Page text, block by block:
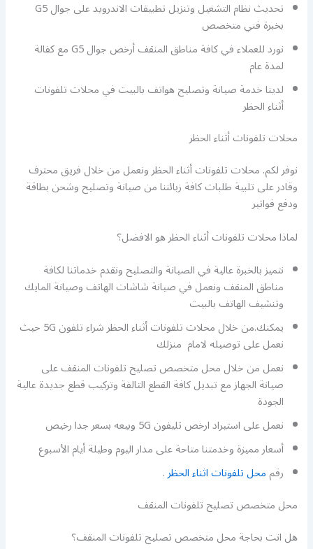
تحديث نظام التشغيل وتنزيل تطبيقات الاندرويد على جوال G5
بخبرة فني متخصص
نورد للعملاء في كافة مناطق المنقف أرخص جوال G5 مع كفالة
لمدة عام
لدينا خدمة صيانة وتصليح هواتف بالبيت في محلات تلفونات
أثناء الحظر
محلات تلفونات أثناء الحظر
نوفر لكم. محلات تلفونات أثناء الحظر ونعمل من خلال فريق محترف
وقادر على تلبية طلبات كافة زبائننا من صيانة وتصليح وشحن بطاقة
ودفع فواتير
لماذا محلات تلفونات أثناء الحظر هو الافضل؟
نتميز بالخبرة عالية في الصيانة والتصليح ونقدم خدماتنا لكافة
مناطق المنقف ونعمل في صيانة شاشات الهاتف وصيانة المايك
وتنشيف الهاتف بالبيت
يمكنك.من خلال محلات تلفونات أثناء الحظر شراء تلفون 5G حيث
نعمل على توصيله لامام منزلك
نعمل من خلال محل متخصص تصليح تلفونات المنقف على
صيانة الجهاز مع تبديل كافة القطع التالفة وتركيب قطع جديدة عالية
الجودة
نعمل على استيراد ارخص تليفون 5G وبيعه بسعر جدا رخيص
أسعار مميزة وخدمتنا متاحة على مدار اليوم وطيلة أيام الأسبوع
رقممحل تلفونات اثناء الحظر.
محل متخصص تصليح تلفونات المنقف
هل انت بحاجة محل متخصص تصليح تلفونات المنقف؟